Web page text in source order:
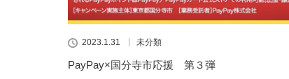
2023.1.31 未分類
PayPay×国分寺市応援 第３弾